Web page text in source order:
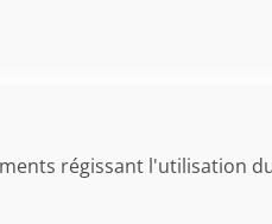
régissant l'utilisation